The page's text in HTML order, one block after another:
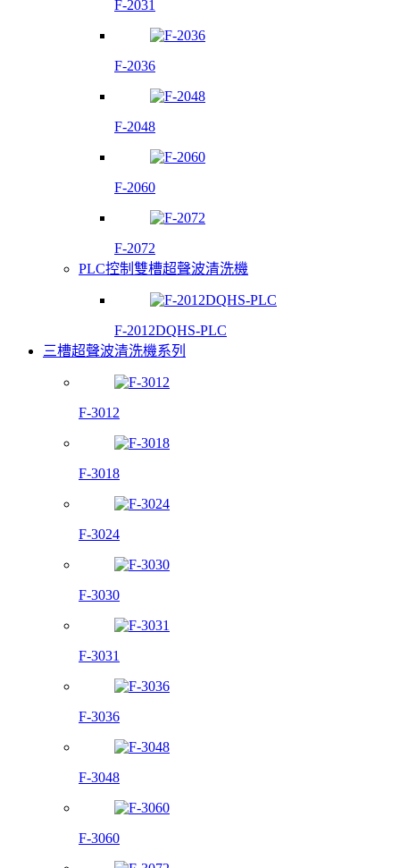
F-2031
F-2036
F-2048
F-2060
F-2072
PLC控制雙槽超聲波清洗機
F-2012DQHS-PLC
三槽超聲波清洗機系列
F-3012
F-3018
F-3024
F-3030
F-3031
F-3036
F-3048
F-3060